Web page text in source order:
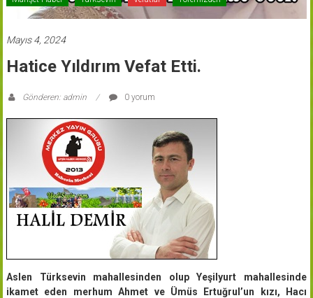
Mayıs 4, 2024
Hatice Yıldırım Vefat Etti.
Gönderen: admin 0 yorum
Aslen Türksevin mahallesinden olup Yeşilyurt mahallesinde
ikamet eden merhum Ahmet ve Ümüs Ertuğrul’un kızı, Hacı